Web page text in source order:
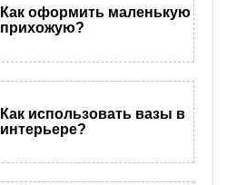
Как оформить маленькую
прихожую?
Как использовать вазы в
интерьере?